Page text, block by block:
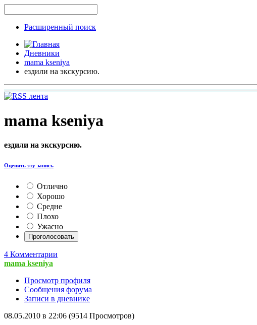
Расширенный поиск
Дневники
mama kseniya
ездили на экскурсию.
mama kseniya
ездили на экскурсию.
Оценить эту запись
Отлично
Хорошо
Средне
Плохо
Ужасно
4 Комментарии
mama kseniya
Просмотр профиля
Сообщения форума
Записи в дневнике
08.05.2010 в 22:06 (9514 Просмотров)